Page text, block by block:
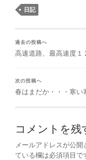
日記
過去の投稿へ
高速道路、最高速度１
次の投稿へ
春はまだか・・・寒い
コメントを残
メールアドレスが公開
ている欄は必須項目で